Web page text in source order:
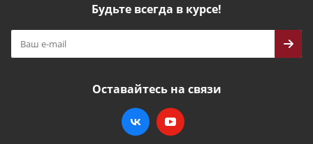
Будьте всегда в курсе!
Оставайтесь на связи